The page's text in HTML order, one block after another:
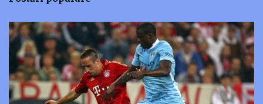
t
e
ț
i
u
n